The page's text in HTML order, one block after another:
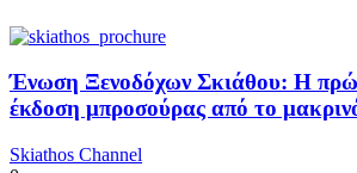
Ένωση Ξενοδόχων Σκιάθου: Η
έκδοση μπροσούρας από το
Skiathos Channel